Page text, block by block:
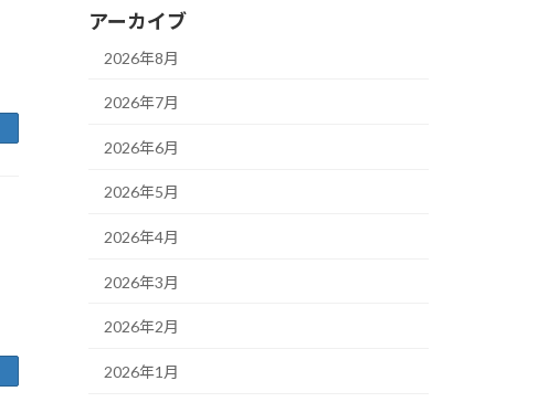
アーカイブ
2026年8月
2026年7月
2026年6月
2026年5月
2026年4月
2026年3月
2026年2月
2026年1月